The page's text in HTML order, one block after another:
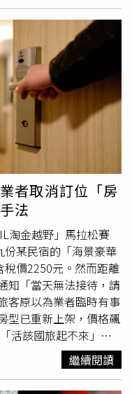
稱持有張學友、林俊
、LE SSERAFIM 等
導買家使用「無卡提
後，立即到ATM提
騙。楊嫌在速食店被逮
宜高雄傳真）得手後，
自台北出發，沿途背
一邊行走一邊行騙，將
灣祭，為了住宿，他甚
造成粉絲拿不到票，
察局刑事警察大隊偵查
45名受害人，遭詐金
如電影《神鬼交鋒》翻
佳里區一家速食店，
花光，只靠一包薯條和
現場查扣作案用手機1
購票事宜，所幸及時阻
欺罪嫌移送屏東地檢
法院裁定羈押禁見。
者取消訂位「房
法
淘金越野」馬拉松賽
某民宿的「海景豪華
價2250元。然而距離
知「當天無法接待，請
客原以為業者臨時有事
型已重新上架，價格飆
活該國旅起不來」。
紛留言表示，「上個月
問報價完回家討論，一
輩去接洽報價就漲了，
繼續閱讀